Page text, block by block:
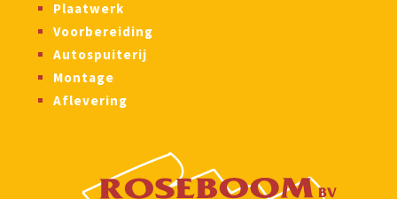
Plaatwerk
Voorbereiding
Autospuiterij
Montage
Aflevering